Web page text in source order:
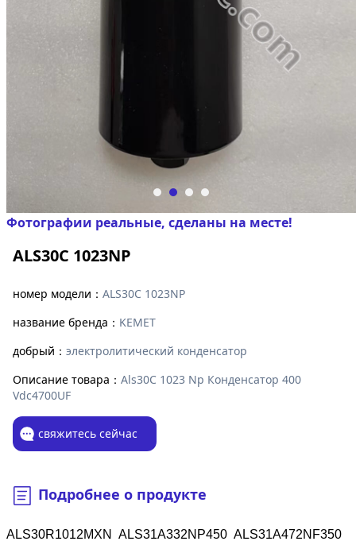
Фотографии реальные, сделаны на месте!
ALS30C 1023NP
номер модели： ALS30C 1023NP
название бренда： KEMET
добрый： электролитический конденсатор
Описание товара： Als30C 1023 Np Конденсатор 400
Vdc4700UF
свяжитесь сейчас
Подробнее о продукте
ALS30R1012MXN ALS31A332NP450 ALS31A472NF350